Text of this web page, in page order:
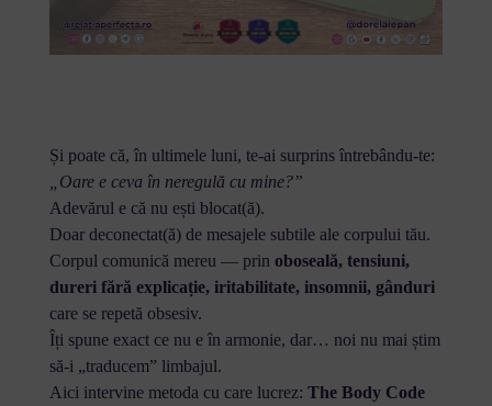
Și poate că, în ultimele luni, te-ai surprins întrebându-te:
„Oare e ceva în neregulă cu mine?”
Adevărul e că nu ești blocat(ă).
Doar deconectat(ă) de mesajele subtile ale corpului tău.
Corpul comunică mereu — prin oboseală, tensiuni,
dureri fără explicație, iritabilitate, insomnii, gânduri
care se repetă obsesiv.
Îți spune exact ce nu e în armonie, dar… noi nu mai știm
să-i „traducem” limbajul.
Aici intervine metoda cu care lucrez: The Body Code